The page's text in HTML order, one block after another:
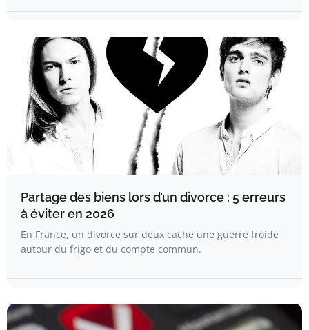
Partage des biens lors d’un divorce : 5 erreurs
à éviter en 2026
En France, un divorce sur deux cache une guerre froide
autour du frigo et du compte commun.